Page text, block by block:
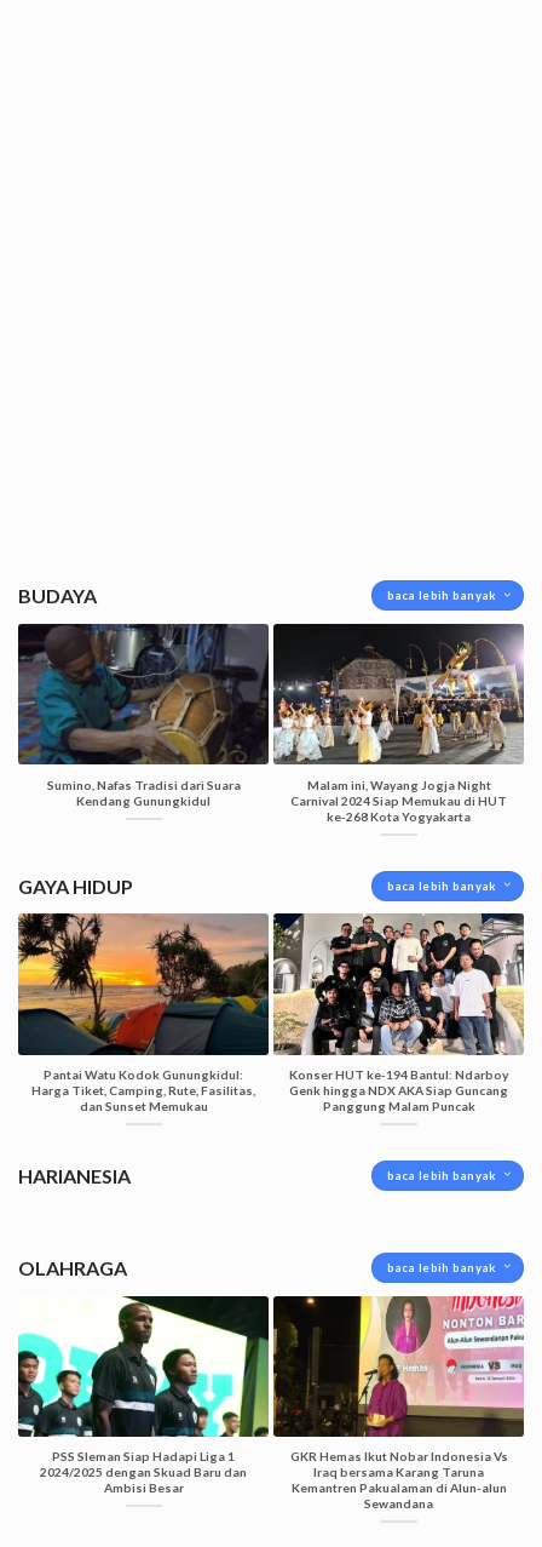
BUDAYA baca lebih banyak
Sumino, Nafas Tradisi dari Suara
Kendang Gunungkidul
Malam ini, Wayang Jogja Night
Carnival 2024 Siap Memukau di HUT
ke-268 Kota Yogyakarta
GAYA HIDUP baca lebih banyak
Pantai Watu Kodok Gunungkidul:
Harga Tiket, Camping, Rute, Fasilitas,
dan Sunset Memukau
Konser HUT ke-194 Bantul: Ndarboy
Genk hingga NDX AKA Siap Guncang
Panggung Malam Puncak
HARIANESIA baca lebih banyak
OLAHRAGA baca lebih banyak
PSS Sleman Siap Hadapi Liga 1
2024/2025 dengan Skuad Baru dan
Ambisi Besar
GKR Hemas Ikut Nobar Indonesia Vs
Iraq bersama Karang Taruna
Kemantren Pakualaman di Alun-alun
Sewandana